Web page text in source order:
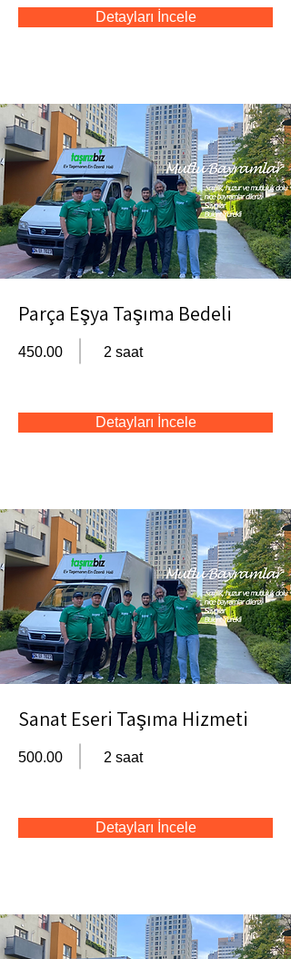
Detayları İncele
Parça Eşya Taşıma Bedeli
450.00 2 saat
Detayları İncele
Sanat Eseri Taşıma Hizmeti
500.00 2 saat
Detayları İncele